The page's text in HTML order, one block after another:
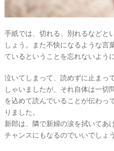
手紙では、切れる、別れるなどと
しょう。また不快になるような言
ているということを忘れないよう
泣いてしまって、読めずに止まっ
しゃいましたが、それ自体は一切
を込めて読んでいることが伝わっ
りました。
新郎は、隣で新婦の涙を拭いてあ
チャンスにもなるのでいいでしょう